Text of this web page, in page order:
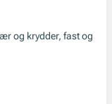
og krydder, fast og